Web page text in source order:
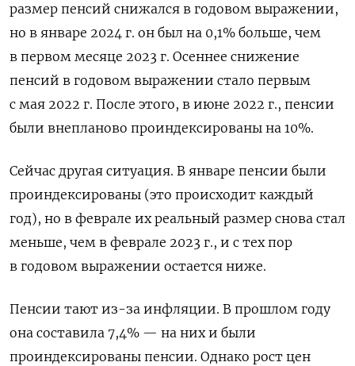
размер пенсий снижался в годовом выражении,
но в январе 2024 г. он был на 0,1% больше, чем
в первом месяце 2023 г. Осеннее снижение
пенсий в годовом выражении стало первым
с мая 2022 г. После этого, в июне 2022 г., пенсии
были внепланово проиндексированы на 10%.
Сейчас другая ситуация. В январе пенсии были
проиндексированы (это происходит каждый
год), но в феврале их реальный размер снова стал
меньше, чем в феврале 2023 г., и с тех пор
в годовом выражении остается ниже.
Пенсии тают из-за инфляции. В прошлом году
она составила 7,4% — на них и были
проиндексированы пенсии. Однако рост цен